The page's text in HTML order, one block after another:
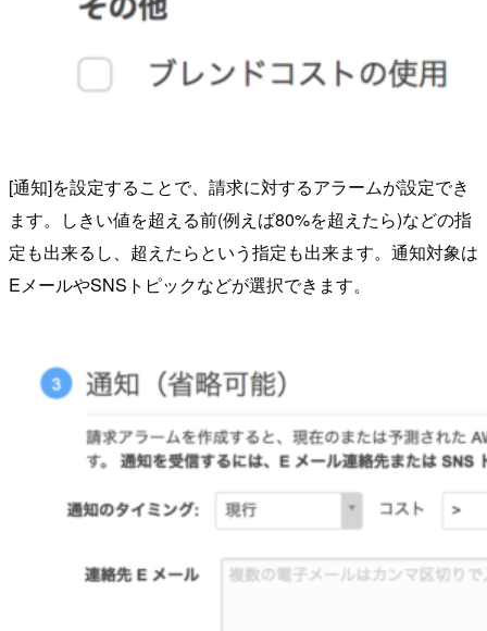
[通知]を設定することで、請求に対するアラームが設定でき
ます。しきい値を超える前(例えば80%を超えたら)などの指
定も出来るし、超えたらという指定も出来ます。通知対象は
EメールやSNSトピックなどが選択できます。